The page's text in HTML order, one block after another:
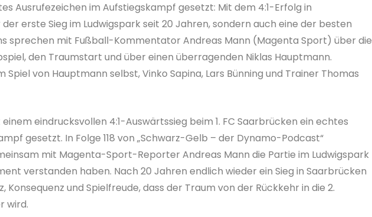
Ausrufezeichen im Aufstiegskampf gesetzt: Mit dem 4:1-Erfolg in
erste Sieg im Ludwigspark seit 20 Jahren, sondern auch eine der besten
sprechen mit Fußball-Kommentator Andreas Mann (Magenta Sport) über die
den Traumstart und über einen überragenden Niklas Hauptmann.
Spiel von Hauptmann selbst, Vinko Sapina, Lars Bünning und Trainer Thomas
eindrucksvollen 4:1-Auswärtssieg beim 1. FC Saarbrücken ein echtes
gesetzt. In Folge 118 von „Schwarz-Gelb – der Dynamo-Podcast“
mit Magenta-Sport-Reporter Andreas Mann die Partie im Ludwigspark
verstanden haben. Nach 20 Jahren endlich wieder ein Sieg in Saarbrücken
Konsequenz und Spielfreude, dass der Traum von der Rückkehr in die 2.
wird.